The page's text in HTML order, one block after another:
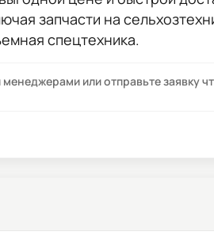
запчасти на
спецтехника.
или отправьте заявку